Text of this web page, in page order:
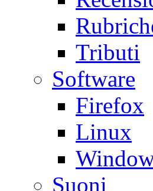
Tributi
Software
Firefox
Linux
Suoni